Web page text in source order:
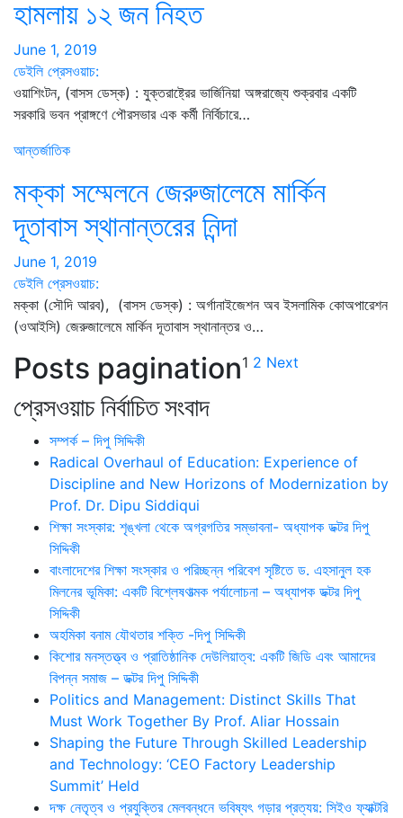
হামলায় ১২ জন নিহত
June 1, 2019
ডেইলি প্রেসওয়াচ:
ওয়াশিংটন, (বাসস ডেস্ক) : যুক্তরাষ্ট্রের ভার্জিনিয়া অঙ্গরাজ্যে শুক্রবার একটি
সরকারি ভবন প্রাঙ্গণে পৌরসভার এক কর্মী নির্বিচারে…
আন্তর্জাতিক
মক্কা সম্মেলনে জেরুজালেমে মার্কিন
দূতাবাস স্থানান্তরের নিন্দা
June 1, 2019
ডেইলি প্রেসওয়াচ:
মক্কা (সৌদি আরব), (বাসস ডেস্ক) : অর্গানাইজেশন অব ইসলামিক কোঅপারেশন
(ওআইসি) জেরুজালেমে মার্কিন দূতাবাস স্থানান্তর ও…
Posts pagination1 2 Next
প্রেসওয়াচ নির্বাচিত সংবাদ
সম্পর্ক – দিপু সিদ্দিকী
Radical Overhaul of Education: Experience of
Discipline and New Horizons of Modernization by
Prof. Dr. Dipu Siddiqui
শিক্ষা সংস্কার: শৃঙ্খলা থেকে অগ্রগতির সম্ভাবনা- অধ্যাপক ডক্টর দিপু
সিদ্দিকী
বাংলাদেশের শিক্ষা সংস্কার ও পরিচ্ছন্ন পরিবেশ সৃষ্টিতে ড. এহসানুল হক
মিলনের ভূমিকা: একটি বিশ্লেষণাত্মক পর্যালোচনা – অধ্যাপক ডক্টর দিপু
সিদ্দিকী
অহমিকা বনাম যৌথতার শক্তি -দিপু সিদ্দিকী
কিশোর মনস্তত্ত্ব ও প্রাতিষ্ঠানিক দেউলিয়াত্ব: একটি জিডি এবং আমাদের
বিপন্ন সমাজ – ডক্টর দিপু সিদ্দিকী
Politics and Management: Distinct Skills That
Must Work Together By Prof. Aliar Hossain
Shaping the Future Through Skilled Leadership
and Technology: ‘CEO Factory Leadership
Summit’ Held
দক্ষ নেতৃত্ব ও প্রযুক্তির মেলবন্ধনে ভবিষ্যৎ গড়ার প্রত্যয়: সিইও ফ্যাক্টরি